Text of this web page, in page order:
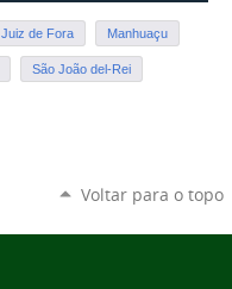
Juiz de Fora Manhuaçu
São João del-Rei
Voltar para o topo